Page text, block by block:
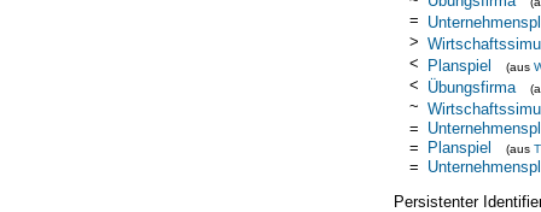
=
>
< Planspiel (aus
< Übungsfirma
~
=
= Planspiel (aus
=
Persistenter